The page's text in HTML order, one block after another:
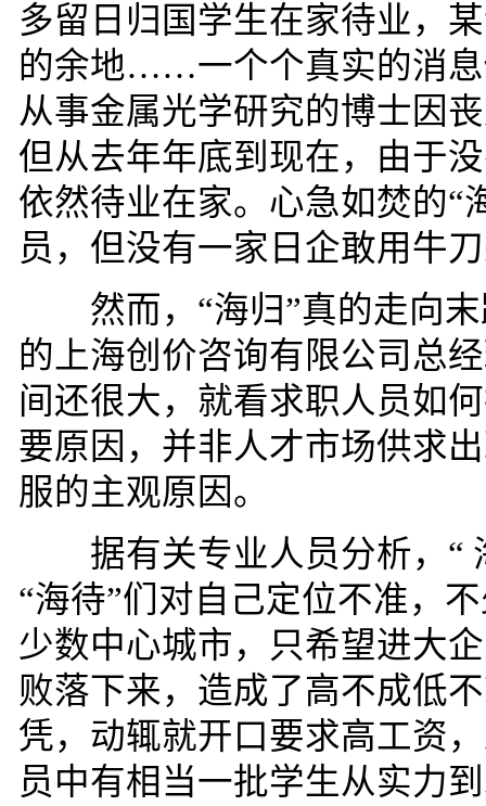
多留日归国学生在家待业，某
的余地……一个个真实的消息
从事金属光学研究的博士因
但从去年年底到现在，由于
依然待业在家。心急如焚的“
员，但没有一家日企敢用牛
然而， “海归”真的走向
的上海创价咨询有限公司总
间还很大，就看求职人员如
要原因，并非人才市场供求
服的主观原因。
据有关专业人员分析， “
“海待”们对自己定位不准，
少数中心城市，只希望进大
败落下来，造成了高不成低
凭，动辄就开口要求高工资
员中有相当一批学生从实力